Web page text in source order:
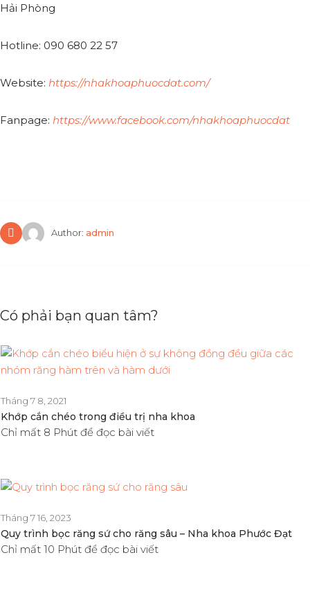
Hải Phòng
Hotline: 090 680 22 57
Website: https://nhakhoaphuocdat.com/
Fanpage: https://www.facebook.com/nhakhoaphuocdat
Author: admin
Có phải bạn quan tâm?
Tháng 7 8, 2021
Khớp cắn chéo trong điều trị nha khoa
Chỉ mất 8 Phút để đọc bài viết
Tháng 7 16, 2023
Quy trình bọc răng sứ cho răng sâu – Nha khoa Phước Đạt
Chỉ mất 10 Phút để đọc bài viết